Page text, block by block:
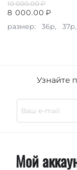
10 000.00₽
8 000.00 ₽
размер: 36р, 37р,
Узнайте
Мой